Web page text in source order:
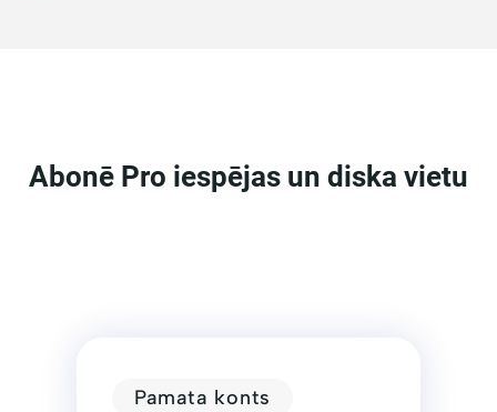
Abonē Pro iespējas un diska vietu
Pamata konts